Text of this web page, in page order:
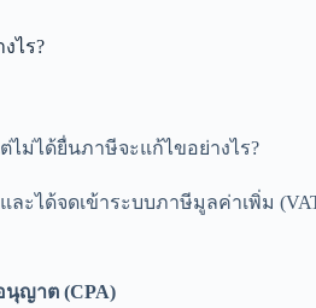
ไร?
ม่ได้ยื่นภาษีจะแก้ไขอย่างไร?
ด้จดเข้าระบบภาษีมูลค่าเพิ่ม
ญาต (CPA)